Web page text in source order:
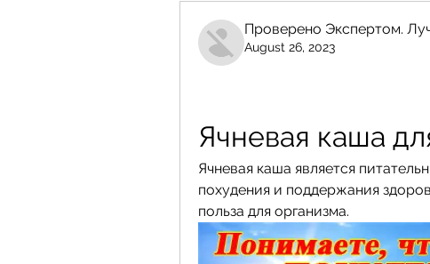
Проверено Экспертом.
August 26, 2023
Ячневая каша
Ячневая каша является
похудения и поддержания
польза для организма.